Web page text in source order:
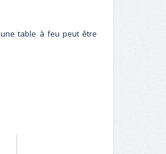
, une table à feu peut être